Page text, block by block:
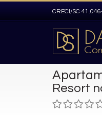
CRECI/SC
Resort